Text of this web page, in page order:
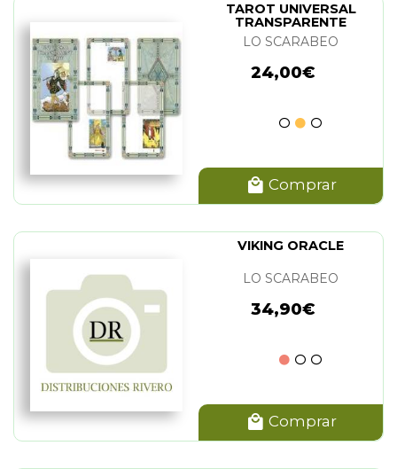
TAROT UNIVERSAL
TRANSPARENTE
LO SCARABEO
24,00€
Comprar
VIKING ORACLE
LO SCARABEO
34,90€
Comprar